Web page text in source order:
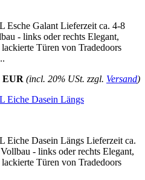
Esche Galant Lieferzeit ca. 4-8
- links oder rechts Elegant,
Türen von Tradedoors
EUR (incl. 20% USt. zzgl. Versand)
Eiche Dasein Längs
Eiche Dasein Längs Lieferzeit ca.
- links oder rechts Elegant,
Türen von Tradedoors